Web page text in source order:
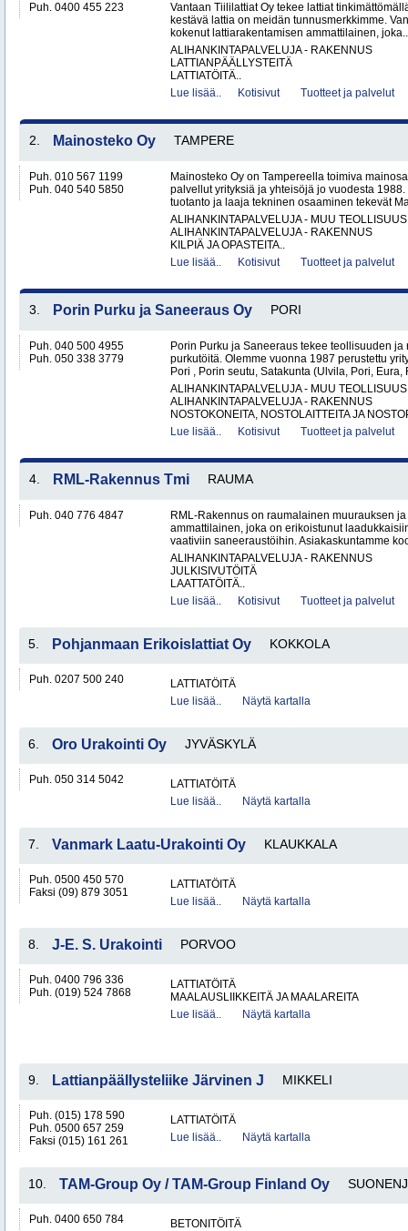
Puh. 0400 455 223
Vantaan Tiililattiat Oy tekee lattiat
kestävä lattia on meidän tunnusmerkkimme.
kokenut lattiarakentamisen ammattilainen, joka..
ALIHANKINTAPALVELUJA - RAKENNUS
LATTIANPÄÄLLYSTEITÄ
LATTIATÖITÄ..
Lue lisää..
Kotisivut Tuotteet ja palvelut
2. Mainosteko Oy TAMPERE
Puh. 010 567 1199
Puh. 040 540 5850
Mainosteko Oy on Tampereella toimiva
palvellut yrityksiä ja yhteisöjä jo vuodesta
tuotanto ja laaja tekninen osaaminen tekevät
ALIHANKINTAPALVELUJA - MUU TEOLLISUUS
ALIHANKINTAPALVELUJA - RAKENNUS
KILPIÄ JA OPASTEITA..
Lue lisää..
Kotisivut Tuotteet ja palvelut
3. Porin Purku ja Saneeraus Oy PORI
Puh. 040 500 4955
Puh. 050 338 3779
Porin Purku ja Saneeraus tekee teollisuuden
purkutöitä. Olemme vuonna 1987 perustettu
Pori , Porin seutu, Satakunta (Ulvila, Pori, Eura,
ALIHANKINTAPALVELUJA - MUU TEOLLISUUS
ALIHANKINTAPALVELUJA - RAKENNUS
NOSTOKONEITA, NOSTOLAITTEITA JA
Lue lisää..
Kotisivut Tuotteet ja palvelut
4. RML-Rakennus Tmi RAUMA
Puh. 040 776 4847
RML-Rakennus on raumalainen muurauksen
ammattilainen, joka on erikoistunut
vaativiin saneeraustöihin. Asiakaskuntamme
ALIHANKINTAPALVELUJA - RAKENNUS
JULKISIVUTÖITÄ
LAATTATÖITÄ..
Lue lisää..
Kotisivut Tuotteet ja palvelut
5. Pohjanmaan Erikoislattiat Oy KOKKOLA
Puh. 0207 500 240
LATTIATÖITÄ
Lue lisää..
Näytä kartalla
6. Oro Urakointi Oy JYVÄSKYLÄ
Puh. 050 314 5042
LATTIATÖITÄ
Lue lisää..
Näytä kartalla
7. Vanmark Laatu-Urakointi Oy KLAUKKALA
Puh. 0500 450 570
Faksi (09) 879 3051
LATTIATÖITÄ
Lue lisää..
Näytä kartalla
8. J-E. S. Urakointi PORVOO
Puh. 0400 796 336
Puh. (019) 524 7868
LATTIATÖITÄ
MAALAUSLIIKKEITÄ JA MAALAREITA
Lue lisää..
Näytä kartalla
9. Lattianpäällysteliike Järvinen J MIKKELI
Puh. (015) 178 590
Puh. 0500 657 259
Faksi (015) 161 261
LATTIATÖITÄ
Lue lisää..
Näytä kartalla
10. TAM-Group Oy / TAM-Group Finland Oy
Puh. 0400 650 784
BETONITÖITÄ